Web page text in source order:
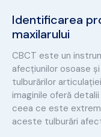
Identificarea
maxilarului
CBCT este un
afecțiunilor osoase
tulburărilor
imaginile oferă
ceea ce este
aceste tulburări